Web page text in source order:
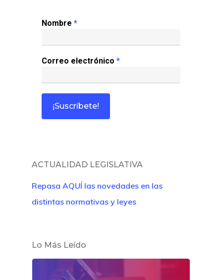
Nombre *
Correo electrónico *
ACTUALIDAD LEGISLATIVA
Repasa AQUÍ las novedades en las
distintas normativas y leyes
Lo Más Leído
Inicio
Noticias
Revista